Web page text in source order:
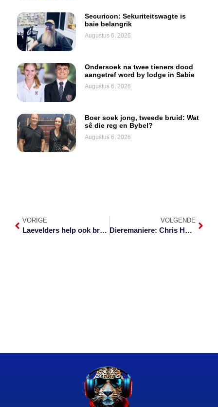
Securicon: Sekuriteitswagte is
baie belangrik
Augustus 6, 2026
Ondersoek na twee tieners dood
aangetref word by lodge in Sabie
Augustus 6, 2026
Boer soek jong, tweede bruid: Wat
sê die reg en Bybel?
Augustus 6, 2026
VORIGE
Laevelders help ook brande bestry in Kanada
VOLGENDE
Dieremaniere: Chris Hobkirk oor alles van ‘n seekoei tot ‘n slang